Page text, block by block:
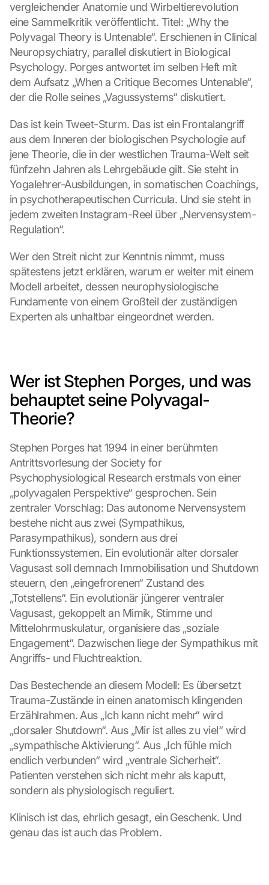
vergleichender Anatomie und Wirbeltierevolution
eine Sammelkritik veröffentlicht. Titel: „Why the
Polyvagal Theory is Untenable“. Erschienen in Clinical
Neuropsychiatry, parallel diskutiert in Biological
Psychology. Porges antwortet im selben Heft mit
dem Aufsatz „When a Critique Becomes Untenable“,
der die Rolle seines „Vagussystems“ diskutiert.
Das ist kein Tweet-Sturm. Das ist ein Frontalangriff
aus dem Inneren der biologischen Psychologie auf
jene Theorie, die in der westlichen Trauma-Welt seit
fünfzehn Jahren als Lehrgebäude gilt. Sie steht in
Yogalehrer-Ausbildungen, in somatischen Coachings,
in psychotherapeutischen Curricula. Und sie steht in
jedem zweiten Instagram-Reel über „Nervensystem-
Regulation“.
Wer den Streit nicht zur Kenntnis nimmt, muss
spätestens jetzt erklären, warum er weiter mit einem
Modell arbeitet, dessen neurophysiologische
Fundamente von einem Großteil der zuständigen
Experten als unhaltbar eingeordnet werden.
Wer ist Stephen Porges, und was
behauptet seine Polyvagal-
Theorie?
Stephen Porges hat 1994 in einer berühmten
Antrittsvorlesung der Society for
Psychophysiological Research erstmals von einer
„polyvagalen Perspektive“ gesprochen. Sein
zentraler Vorschlag: Das autonome Nervensystem
bestehe nicht aus zwei (Sympathikus,
Parasympathikus), sondern aus drei
Funktionssystemen. Ein evolutionär alter dorsaler
Vagusast soll demnach Immobilisation und Shutdown
steuern, den „eingefrorenen“ Zustand des
„Totstellens“. Ein evolutionär jüngerer ventraler
Vagusast, gekoppelt an Mimik, Stimme und
Mittelohrmuskulatur, organisiere das „soziale
Engagement“. Dazwischen liege der Sympathikus mit
Angriffs- und Fluchtreaktion.
Das Bestechende an diesem Modell: Es übersetzt
Trauma-Zustände in einen anatomisch klingenden
Erzählrahmen. Aus „Ich kann nicht mehr“ wird
„dorsaler Shutdown“. Aus „Mir ist alles zu viel“ wird
„sympathische Aktivierung“. Aus „Ich fühle mich
endlich verbunden“ wird „ventrale Sicherheit“.
Patienten verstehen sich nicht mehr als kaputt,
sondern als physiologisch reguliert.
Klinisch ist das, ehrlich gesagt, ein Geschenk. Und
genau das ist auch das Problem.